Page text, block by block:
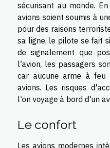
sécurisant au monde.
avions soient soumis à
pour des raisons
sa ligne, le pilote se fait
de signalement que
l'avion, les passagers
car aucune arme à feu
avions. Les risques
l'on voyage à bord d'un
Le confort
Les avions modernes